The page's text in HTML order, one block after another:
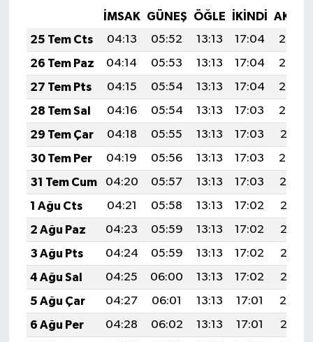
İMSAK GÜNEŞ ÖĞLE İKINDI
25 Tem Cts
04:13 05:52 13:13 17:04
20:24
26 Tem Paz
04:14 05:53 13:13 17:04
20:24
27 Tem Pts
04:15 05:54 13:13 17:04
20:23
28 Tem Sal
04:16 05:54 13:13 17:03
20:22
29 Tem Çar
04:18 05:55 13:13 17:03
20:21
30 Tem Per
04:19 05:56 13:13 17:03
20:20
31 Tem Cum
04:20 05:57 13:13 17:03
20:19
1 Ağu Cts
04:21 05:58 13:13 17:02
20:18
2 Ağu Paz
04:23 05:59 13:13 17:02
20:17
3 Ağu Pts
04:24 05:59 13:13 17:02
20:16
4 Ağu Sal
04:25 06:00 13:13 17:02
20:15
5 Ağu Çar
04:27 06:01 13:13 17:01
20:14
6 Ağu Per
04:28 06:02 13:13 17:01
20:13